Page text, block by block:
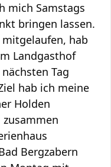
mich Samstags
bringen lassen.
hab
Landgasthof
Tag
hab ich meine
Holden
Bergzabern